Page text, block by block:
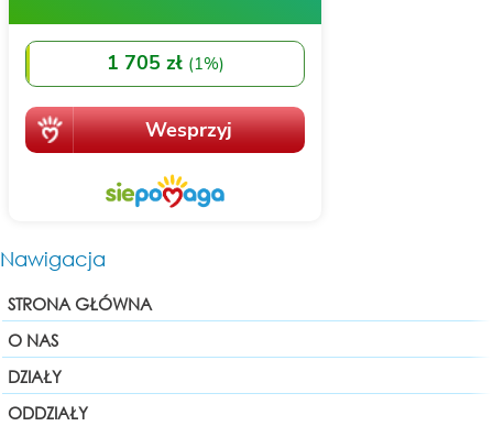
Nawigacja
STRONA GŁÓWNA
O NAS
DZIAŁY
ODDZIAŁY